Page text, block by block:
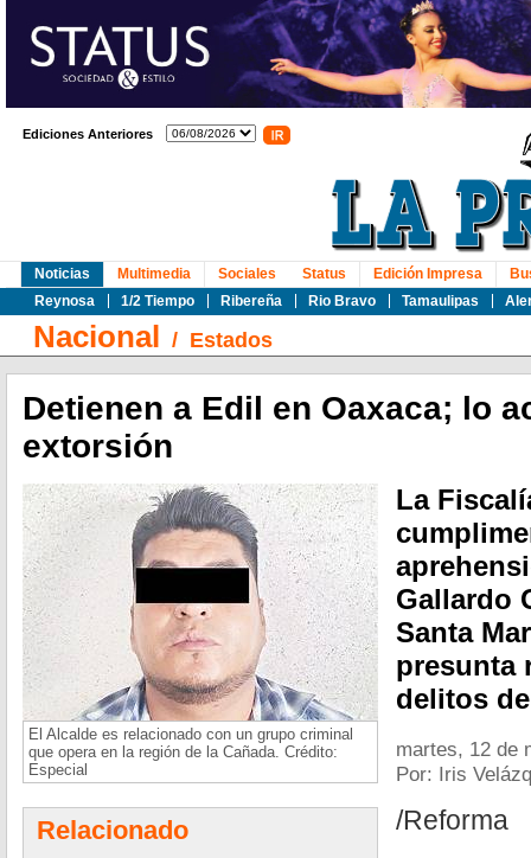
Ediciones Anteriores
Noticias
Reynosa
1/2 Tiempo Ribereña Rio Bravo Tamaulipas
Multimedia Sociales Status Edición Impresa
Nacional / Estados
Detienen a Edil en Oaxaca; lo
extorsión
El Alcalde es relacionado con un grupo criminal
que opera en la región de la Cañada. Crédito:
Especial
Relacionado
La
Gallardo
Santa
presunta
delitos
martes, 12 de
Por: Iris
/Reforma